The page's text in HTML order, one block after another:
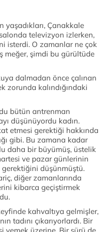
Çanakkale
televizyon izlerken,
isterdi. O zamanlar ne çok
meğer, şimdi bu gürültüde
dalmadan önce çalınan
kalındığındaki
bütün antrenman
düşünüyordu kadın.
etmesi gerektiği hakkında
gibi. Bu zamana kadar
daha bir büyümüş, üstelik
ve pazar günlerinin
gerektiğini düşünmüştü.
diğer zamanlarında
kibarca geçiştirmek
kahvaltıya gelmişler,
tadını çıkarıyorlardı. Bir